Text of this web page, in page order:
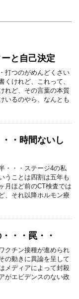
と自己決定
打つのがめんどくさい
くけれど、これって、
れど、その言葉の本質
いるのやら、なんとも
・時間ないし
・・・ステージ4の私
うことは四割は五年も
月ほど前のCT検査では
、それ以降ホルモン療
・・罠・・
クチン接種が進められ
の動きに異論を呈して
メディアによって封殺
がエビデンスのない政